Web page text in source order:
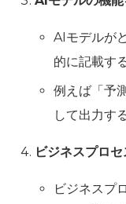
AIモデルが
的に記載す
例えば「予
して出力す
ビジネスプロ
ビジネスプ